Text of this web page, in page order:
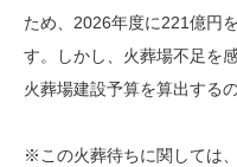
ため、2026年度に221億円
す。しかし、火葬場不足を
火葬場建設予算を算出する
※この火葬待ちに関しては